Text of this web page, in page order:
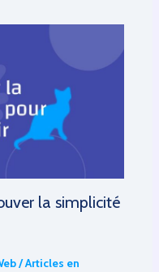
la simplicité
/Articles en